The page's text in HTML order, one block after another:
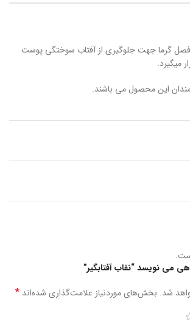
گرما جهت جلوگیری از آفتاب سوختگی پوست
میگیرد.
مندان این محصول می باشند.
می نویسد “نقاب آفتابگیر”
شد. بخش‌های موردنیاز علامت‌گذاری شده‌اند *